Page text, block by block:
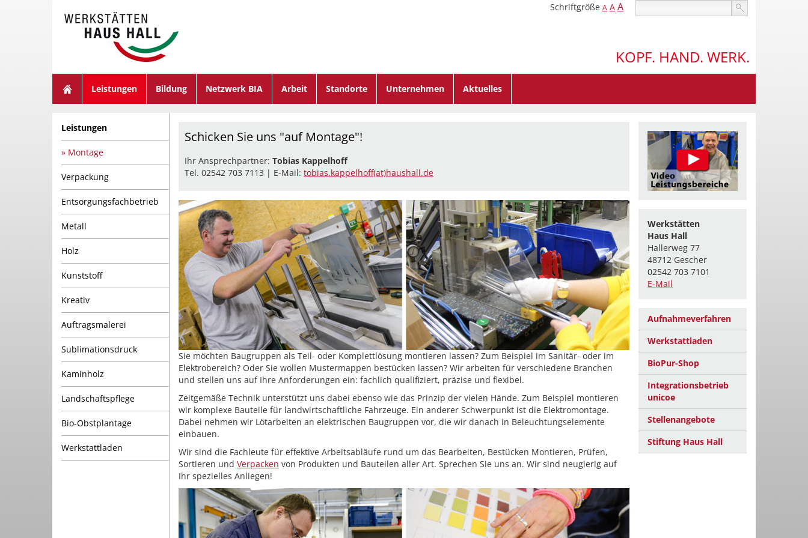
Schriftgröße A A A
KOPF. HAND. WERK.
Leistungen Bildung Netzwerk BIA Arbeit Standorte Unternehmen Aktuelles
Leistungen
Montage
Verpackung
Entsorgungsfachbetrieb
Metall
Holz
Kunststoff
Kreativ
Auftragsmalerei
Sublimationsdruck
Kaminholz
Landschaftspflege
Bio-Obstplantage
Werkstattladen
Schicken Sie uns "auf Montage"!
Ihr Ansprechpartner: Tobias Kappelhoff
Tel. 02542 703 7113 | E-Mail: tobias.kappelhoff(at)haushall.de
Sie möchten Baugruppen als Teil- oder Komplettlösung montieren lassen? Zum Beispiel im Sanitär- oder im
Elektrobereich? Oder Sie wollen Mustermappen bestücken lassen? Wir arbeiten für verschiedene Branchen
und stellen uns auf Ihre Anforderungen ein: fachlich qualifiziert, präzise und flexibel.
Zeitgemäße Technik unterstützt uns dabei ebenso wie das Prinzip der vielen Hände. Zum Beispiel montieren
wir komplexe Bauteile für landwirtschaftliche Fahrzeuge. Ein anderer Schwerpunkt ist die Elektromontage.
Dabei nehmen wir Lötarbeiten an elektrischen Baugruppen vor, die wir danach in Beleuchtungselemente
einbauen.
Wir sind die Fachleute für effektive Arbeitsabläufe rund um das Bearbeiten, Bestücken Montieren, Prüfen,
Sortieren und Verpacken von Produkten und Bauteilen aller Art. Sprechen Sie uns an. Wir sind neugierig auf
Ihr spezielles Anliegen!
Werkstätten
Haus Hall
Hallerweg 77
48712 Gescher
02542 703 7101
E-Mail
Aufnahmeverfahren
Werkstattladen
BioPur-Shop
Integrationsbetrieb
unicoe
Stellenangebote
Stiftung Haus Hall